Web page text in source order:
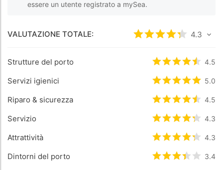
essere un utente registrato a mySea.
VALUTAZIONE TOTALE: Valutato4.3/5
4.3
Strutture del porto Valutato4.5/5
4.5
Servizi igienici Valutato5/55.0
Riparo & sicurezza Valutato4.5/5
4.5
Servizio Valutato4.3/5
4.3
Attrattività Valutato4.3/5
4.3
Dintorni del porto Valutato3.4/5
3.4